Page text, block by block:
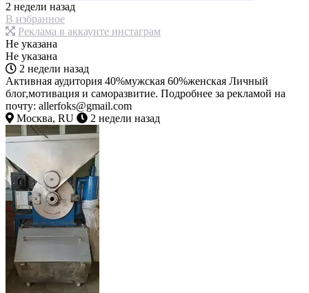
2 недели назад
В избранное
Реклама в аккаунте инстаграм
Не указана
Не указана
2 недели назад
Активная аудитория 40%мужская 60%женская Личный
блог,мотивация и саморазвитие. Подробнее за рекламой на
почту: allerfoks@gmail.com
Москва, RU
2 недели назад